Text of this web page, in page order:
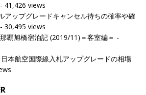
- 41,426 views
アップグレードキャンセル待ちの確率や確
- 30,495 views
覇旭橋宿泊記 (2019/11)＝客室編＝ -
本航空国際線入札アップグレードの相場